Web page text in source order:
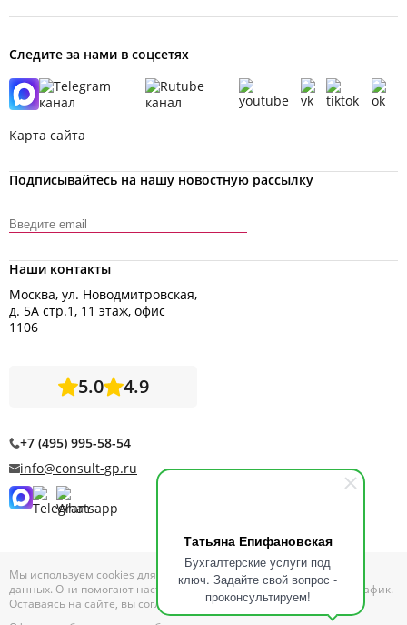
Татьяна Епифановская
Бухгалтерские услуги под
ключ. Задайте свой вопрос -
проконсультируем!
Следите за нами в соцсетях
Карта сайта
Подписывайтесь на нашу новостную рассылку
Наши контакты
Москва, ул. Новодмитровская,
д. 5А стр.1, 11 этаж, офис
1106
5.0 4.9
+7 (495) 995-58-54
info@consult-gp.ru
Мы используем cookies для сбора обезличенных персональных
данных. Они помогают настраивать рекламу и анализировать трафик.
Оставаясь на сайте, вы соглашаетесь на сбор таких данных